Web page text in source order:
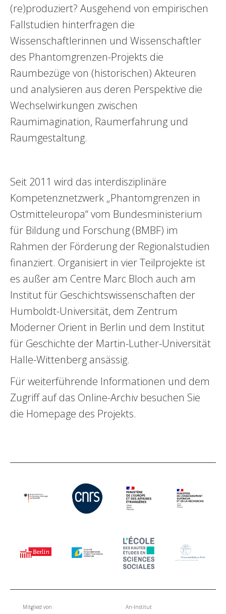
(re)produziert? Ausgehend von empirischen
Fallstudien hinterfragen die
Wissenschaftlerinnen und Wissenschaftler
des Phantomgrenzen-Projekts die
Raumbezüge von (historischen) Akteuren
und analysieren aus deren Perspektive die
Wechselwirkungen zwischen
Raumimagination, Raumerfahrung und
Raumgestaltung.
Seit 2011 wird das interdisziplinäre
Kompetenznetzwerk „Phantomgrenzen in
Ostmitteleuropa“ vom Bundesministerium
für Bildung und Forschung (BMBF) im
Rahmen der Förderung der Regionalstudien
finanziert. Organisiert in vier Teilprojekte ist
es außer am Centre Marc Bloch auch am
Institut für Geschichtswissenschaften der
Humboldt-Universität, dem Zentrum
Moderner Orient in Berlin und dem Institut
für Geschichte der Martin-Luther-Universität
Halle-Wittenberg ansässig.
Für weiterführende Informationen und dem
Zugriff auf das Online-Archiv besuchen Sie
die Homepage des Projekts.
Mitglied von An-Institut